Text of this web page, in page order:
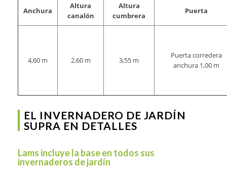
Anchura
Altura
canalón
Altura
cumbrera
Puerta
4,60 m 2,60 m 3,55 m
Puerta corredera
anchura 1,00 m
EL INVERNADERO DE JARDÍN
SUPRA EN DETALLES
Lams incluye la base en todos sus
invernaderos de jardín